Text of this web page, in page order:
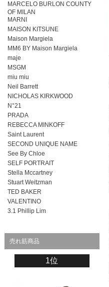
MARCELO BURLON COUNTY
OF MILAN
MARNI
MAISON KITSUNE
Maison Margiela
MM6 BY Maison Margiela
maje
MSGM
miu miu
Neil Barrett
NICHOLAS KIRKWOOD
N°21
PRADA
REBECCA MINKOFF
Saint Laurent
SECOND UNIQUE NAME
See By Chloe
SELF PORTRAIT
Stella Mccartney
Stuart Weitzman
TED BAKER
VALENTINO
3.1 Phillip Lim
売れ筋商品
1位